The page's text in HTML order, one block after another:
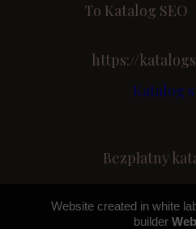
Katalog
Bezpłatny
To
https://
Website created in white
builder Web